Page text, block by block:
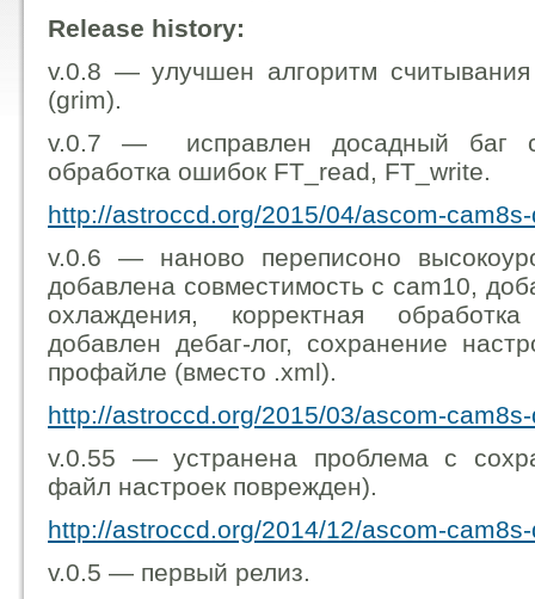
Release history:
v.0.8 — улучшен алгоритм
(grim).
v.0.7 — исправлен досадный баг с
обработка ошибок FT_read, FT_write.
http://astroccd.org/2015/04/ascom-
v.0.6 — наново переписоно
добавлена совместимость с cam10,
охлаждения, корректная
добавлен дебаг-лог, сохранение
профайле (вместо .xml).
http://astroccd.org/2015/03/ascom-
v.0.55 — устранена проблема с
файл настроек поврежден).
http://astroccd.org/2014/12/ascom-
v.0.5 — первый релиз.